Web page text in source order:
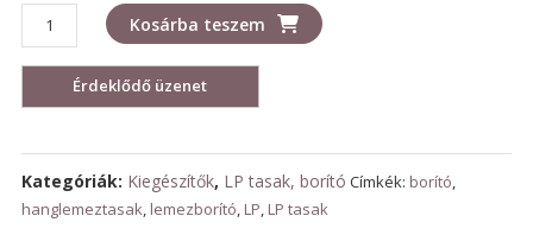
tasak
fekete
mennyiség
Kosárba teszem
Kategóriák: Kiegészítők, LP tasak, borító Címkék: borító,
hanglemeztasak, lemezborító, LP, LP tasak